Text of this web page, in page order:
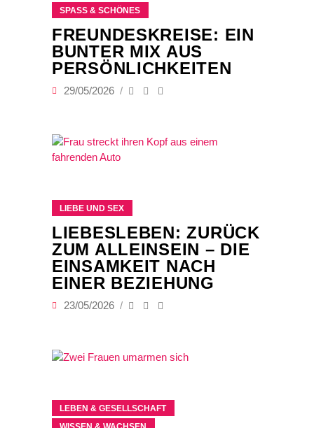
SPASS & SCHÖNES
FREUNDESKREISE: EIN
BUNTER MIX AUS
PERSÖNLICHKEITEN
29/05/2026
LIEBE UND SEX
LIEBESLEBEN: ZURÜCK
ZUM ALLEINSEIN – DIE
EINSAMKEIT NACH
EINER BEZIEHUNG
23/05/2026
LEBEN & GESELLSCHAFT